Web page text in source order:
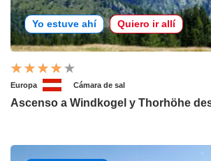
Yo estuve ahí Quiero ir allí
Europa Cámara de sal
Ascenso a Windkogel y Thorhöhe